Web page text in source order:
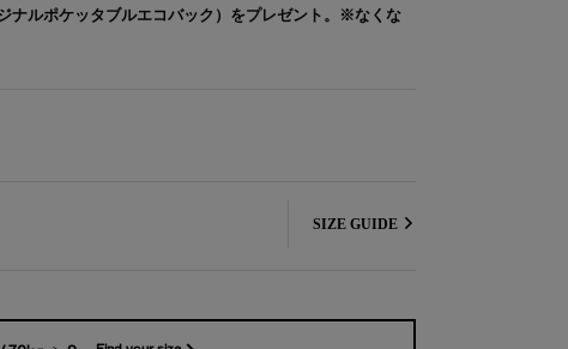
ナルポケッタブルエコバック）をプレゼント。※なくな
SIZE GUIDE